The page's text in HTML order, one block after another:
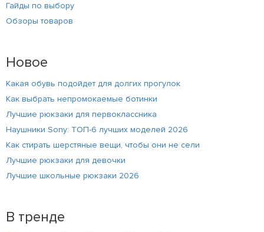
Гайды по выбору
Обзоры товаров
Новое
Какая обувь подойдет для долгих прогулок
Как выбрать непромокаемые ботинки
Лучшие рюкзаки для первоклассника
Наушники Sony: ТОП-6 лучших моделей 2026
Как стирать шерстяные вещи, чтобы они не сели
Лучшие рюкзаки для девочки
Лучшие школьные рюкзаки 2026
В тренде